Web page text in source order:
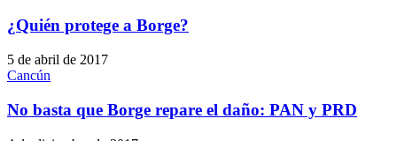
¿Quién protege a Borge?
5 de abril de 2017
Cancún
No basta que Borge repare el daño: PAN y PRD